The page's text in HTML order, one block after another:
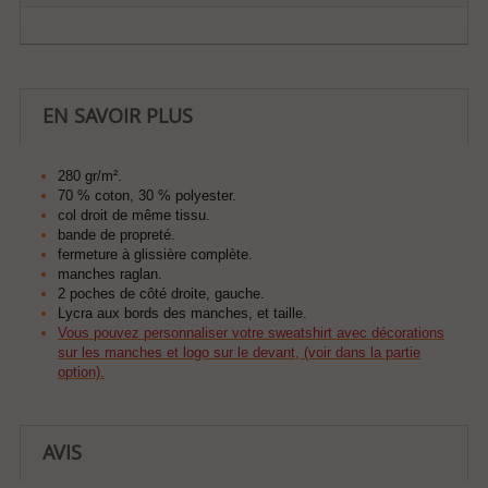
EN SAVOIR PLUS
280 gr/m².
70 % coton, 30 % polyester.
col droit de même tissu.
bande de propreté.
fermeture à glissière complète.
manches raglan.
2 poches de côté droite, gauche.
Lycra aux bords des manches, et taille.
Vous pouvez personnaliser votre sweatshirt avec décorations
sur les manches et logo sur le devant, (voir dans la partie
option).
AVIS